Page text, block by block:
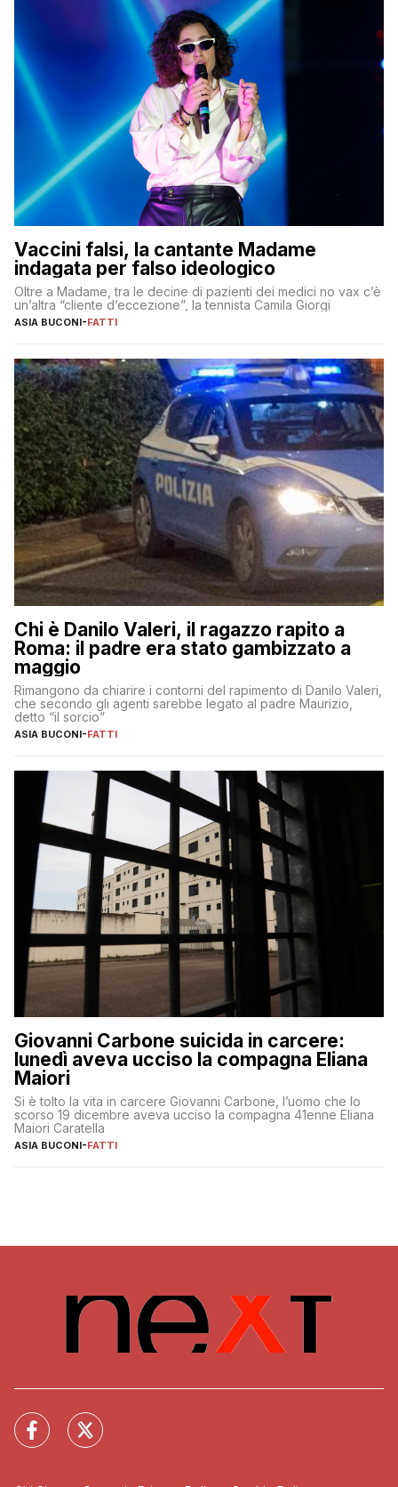
Vaccini falsi, la cantante Madame
indagata per falso ideologico
Oltre a Madame, tra le decine di pazienti dei medici no vax c’è
un’altra “cliente d’eccezione”, la tennista Camila Giorgi
ASIA BUCONI-FATTI
Chi è Danilo Valeri, il ragazzo rapito a
Roma: il padre era stato gambizzato a
maggio
Rimangono da chiarire i contorni del rapimento di Danilo Valeri,
che secondo gli agenti sarebbe legato al padre Maurizio,
detto “il sorcio”
ASIA BUCONI-FATTI
Giovanni Carbone suicida in carcere:
lunedì aveva ucciso la compagna Eliana
Maiori
Si è tolto la vita in carcere Giovanni Carbone, l’uomo che lo
scorso 19 dicembre aveva ucciso la compagna 41enne Eliana
Maiori Caratella
ASIA BUCONI-FATTI